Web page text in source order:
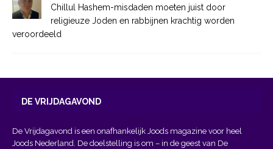
Chillul Hashem-misdaden moeten juist door
religieuze Joden en rabbijnen krachtig worden
veroordeeld
DE VRIJDAGAVOND
De Vrijdagavond is een onafhankelijk Joods magazine voor heel
Joods Nederland. De doelstelling is om – in de geest van De